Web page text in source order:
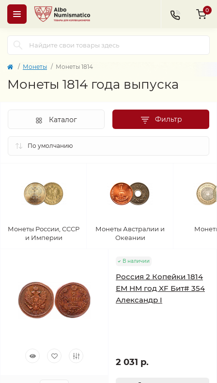
0
Монеты Монеты 1814
Монеты 1814 года выпуска
Фильтр
Каталог
Монеты России, СССР
и Империи
Монеты Австралии и
Океании
В наличии
Россия 2 Копейки 1814
ЕМ НМ год XF Бит# 354
Александр I
2 031 р.